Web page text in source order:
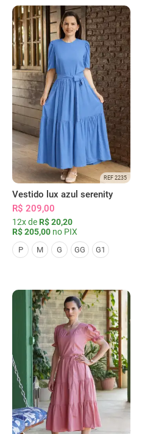
REF 2235
Vestido lux azul serenity
R$ 209,00
12x de R$ 20,20
R$ 205,00 no PIX
P M G GG G1